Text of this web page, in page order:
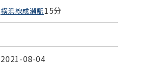
横浜線成瀬駅15分
2021-08-04